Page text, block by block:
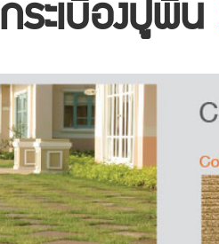
กระเบื้องปูพื้น